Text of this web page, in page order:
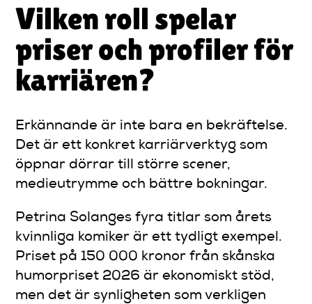
Vilken roll spelar
priser och profiler för
karriären?
Erkännande är inte bara en bekräftelse.
Det är ett konkret karriärverktyg som
öppnar dörrar till större scener,
medieutrymme och bättre bokningar.
Petrina Solanges fyra titlar som årets
kvinnliga komiker är ett tydligt exempel.
Priset på 150 000 kronor från skånska
humorpriset 2026 är ekonomiskt stöd,
men det är synligheten som verkligen